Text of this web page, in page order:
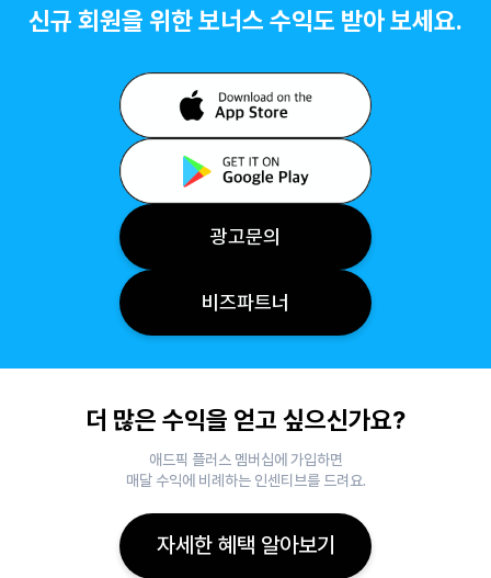
신규 회원을 위한 보너스 수익도 받아 보세요.
광고문의
비즈파트너
더 많은 수익을 얻고 싶으신가요?
애드픽 플러스 멤버십에 가입하면
매달 수익에 비례하는 인센티브를 드려요.
자세한 혜택 알아보기